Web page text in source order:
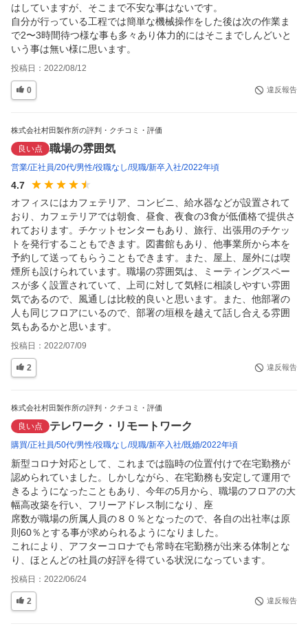
はしていますが、そこまで不安な事はないです。
自分が行っている工程では簡単な機械操作をした後は次の作業ま
で2〜3時間待つ様な事も多々あり体力的にはそこまでしんどいと
いう事は無い様に思います。
投稿日： 2022/08/12
0 違反報告
株式会社村田製作所の評判・クチコミ・評価
良い点 職場の雰囲気
営業 正社員 20代 男性 役職なし 現職 新卒入社 2022年頃
4.7
オフィスにはカフェテリア、コンビニ、給水器などが設置されて
おり、カフェテリアでは朝食、昼食、夜食の3食が低価格で提供さ
れております。チケットセンターもあり、旅行、出張用のチケッ
トを発行することもできます。図書館もあり、他事業所から本を
予約して送ってもらうこともできます。また、屋上、屋外には喫
煙所も設けられています。職場の雰囲気は、ミーティングスペー
スが多く設置されていて、上司に対して気軽に相談しやすい雰囲
気であるので、風通しは比較的良いと思います。また、他部署の
人も同じフロアにいるので、部署の垣根を越えて話し合える雰囲
気もあるかと思います。
投稿日： 2022/07/09
2 違反報告
株式会社村田製作所の評判・クチコミ・評価
良い点 テレワーク・リモートワーク
購買 正社員 50代 男性 役職なし 現職 新卒入社 既婚 2022年頃
新型コロナ対応として、これまでは臨時の位置付けで在宅勤務が
認められていました。しかしながら、在宅勤務も安定して運用で
きるようになったこともあり、今年の5月から、職場のフロアの大
幅高改築を行い、フリーアドレス制になり、座
席数が職場の所属人員の８０％となったので、各自の出社率は原
則60％とする事が求められるようになりました。
これにより、アフターコロナでも常時在宅勤務が出来る体制とな
り、ほとんどの社員の好評を得ている状況になっています。
投稿日： 2022/06/24
2 違反報告